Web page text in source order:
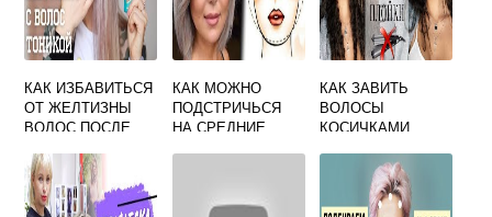
КАК ИЗБАВИТЬСЯ
ОТ ЖЕЛТИЗНЫ
ВОЛОС ПОСЛЕ
КАК МОЖНО
ПОДСТРИЧЬСЯ
НА СРЕДНИЕ
КАК ЗАВИТЬ
ВОЛОСЫ
КОСИЧКАМИ